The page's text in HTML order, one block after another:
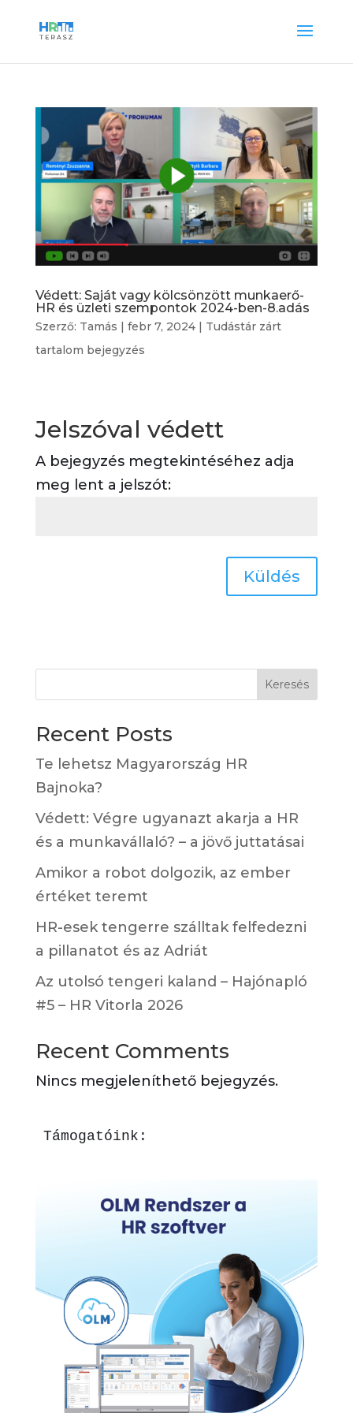
Védett: Saját vagy kölcsönzött munkaerő-
HR és üzleti szempontok 2024-ben-8.adás
Szerző: Tamás | febr 7, 2024| Tudástár zárt
tartalom bejegyzés
Jelszóval védett
A bejegyzés megtekintéséhez adja
meg lent a jelszót:
Küldés
Keresés
Recent Posts
Te lehetsz Magyarország HR
Bajnoka?
Védett: Végre ugyanazt akarja a HR
és a munkavállaló? – a jövő juttatásai
Amikor a robot dolgozik, az ember
értéket teremt
HR-esek tengerre szálltak felfedezni
a pillanatot és az Adriát
Az utolsó tengeri kaland – Hajónapló
#5 – HR Vitorla 2026
Recent Comments
Nincs megjeleníthető bejegyzés.
Támogatóink: